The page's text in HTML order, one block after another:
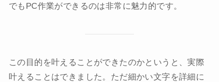
でもPC作業ができるのは非常に魅力的です。
この目的を叶えることができたのかというと、実際
叶えることはできました。ただ細かい文字を詳細に